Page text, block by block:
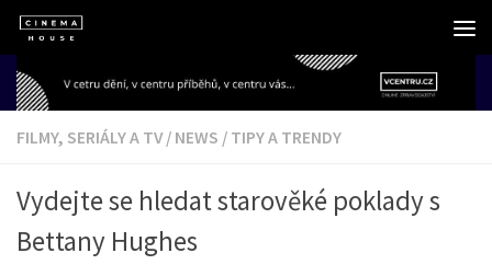
Skip to content
FILMY, SERIÁLY A TV / NEWS / TIPY A TRENDY
Vydejte se hledat starověké poklady s
Bettany Hughes